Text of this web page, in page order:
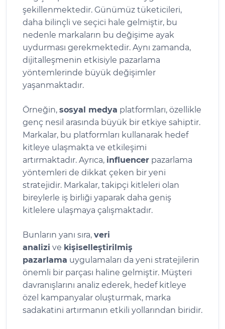
şekillenmektedir. Günümüz tüketicileri,
daha bilinçli ve seçici hale gelmiştir, bu
nedenle markaların bu değişime ayak
uydurması gerekmektedir. Aynı zamanda,
dijitalleşmenin etkisiyle pazarlama
yöntemlerinde büyük değişimler
yaşanmaktadır.
Örneğin, sosyal medya platformları, özellikle
genç nesil arasında büyük bir etkiye sahiptir.
Markalar, bu platformları kullanarak hedef
kitleye ulaşmakta ve etkileşimi
artırmaktadır. Ayrıca, influencer pazarlama
yöntemleri de dikkat çeken bir yeni
stratejidir. Markalar, takipçi kitleleri olan
bireylerle iş birliği yaparak daha geniş
kitlelere ulaşmaya çalışmaktadır.
Bunların yanı sıra, veri
analizi ve kişiselleştirilmiş
pazarlama uygulamaları da yeni stratejilerin
önemli bir parçası haline gelmiştir. Müşteri
davranışlarını analiz ederek, hedef kitleye
özel kampanyalar oluşturmak, marka
sadakatini artırmanın etkili yollarından biridir.